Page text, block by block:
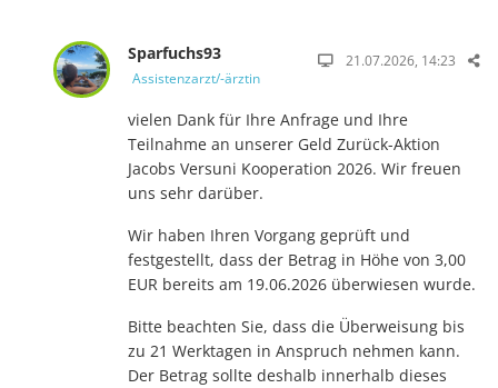
Sparfuchs93
Assistenzarzt/-ärztin
21.07.2026, 14:23
vielen Dank für Ihre Anfrage und Ihre
Teilnahme an unserer Geld Zurück-Aktion
Jacobs Versuni Kooperation 2026. Wir freuen
uns sehr darüber.
Wir haben Ihren Vorgang geprüft und
festgestellt, dass der Betrag in Höhe von 3,00
EUR bereits am 19.06.2026 überwiesen wurde.
Bitte beachten Sie, dass die Überweisung bis
zu 21 Werktagen in Anspruch nehmen kann.
Der Betrag sollte deshalb innerhalb dieses